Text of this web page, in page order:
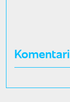
Komentari